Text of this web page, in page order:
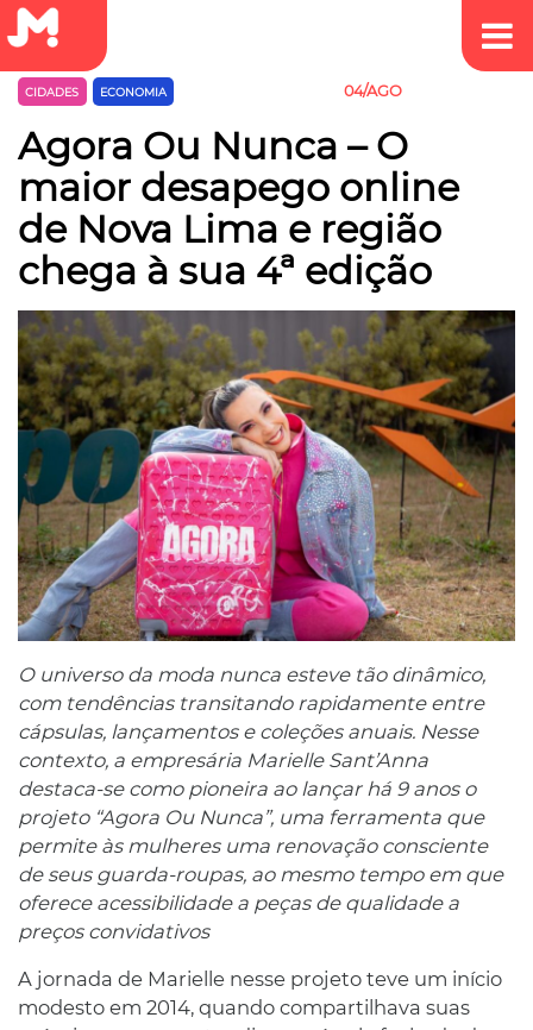
CIDADES ECONOMIA 04/AGO
Agora Ou Nunca – O
maior desapego online
de Nova Lima e região
chega à sua 4ª edição
O universo da moda nunca esteve tão dinâmico,
com tendências transitando rapidamente entre
cápsulas, lançamentos e coleções anuais. Nesse
contexto, a empresária Marielle Sant’Anna
destaca-se como pioneira ao lançar há 9 anos o
projeto “Agora Ou Nunca”, uma ferramenta que
permite às mulheres uma renovação consciente
de seus guarda-roupas, ao mesmo tempo em que
oferece acessibilidade a peças de qualidade a
preços convidativos
A jornada de Marielle nesse projeto teve um início
modesto em 2014, quando compartilhava suas